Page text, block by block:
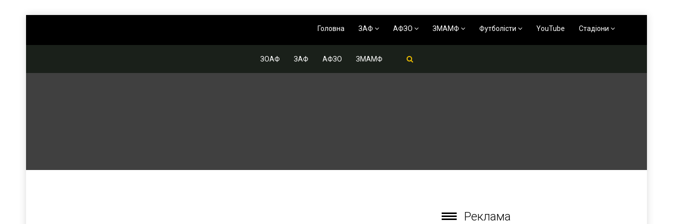
Головна ЗАФ АФЗО ЗМАМФ Футболісти YouTube Стадіони
ЗОАФ ЗАФ АФЗО ЗМАМФ
Реклама